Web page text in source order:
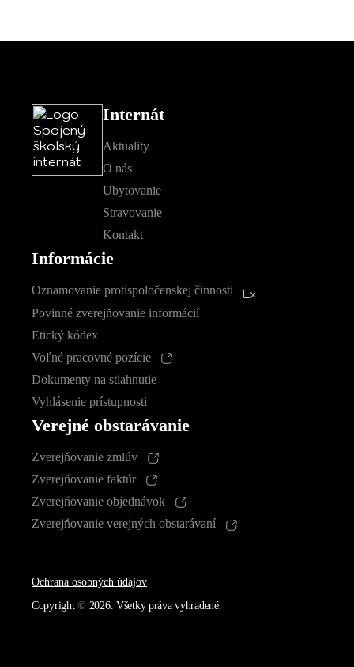
Internát
Aktuality
O nás
Ubytovanie
Stravovanie
Kontakt
Informácie
Oznamovanie protispoločenskej činnosti
Povinné zverejňovanie informácií
Etický kódex
Voľné pracovné pozície
Dokumenty na stiahnutie
Vyhlásenie prístupnosti
Verejné obstarávanie
Zverejňovanie zmlúv
Zverejňovanie faktúr
Zverejňovanie objednávok
Zverejňovanie verejných obstarávaní
Ochrana osobných údajov
Copyright© 2026. Všetky práva vyhradené.